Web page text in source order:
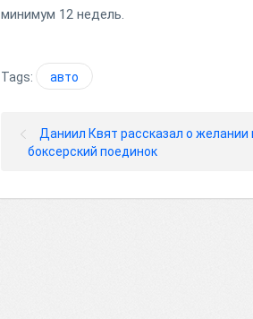
минимум 12 недель.
Tags: авто
Даниил Квят рассказал о желании
боксерский поединок